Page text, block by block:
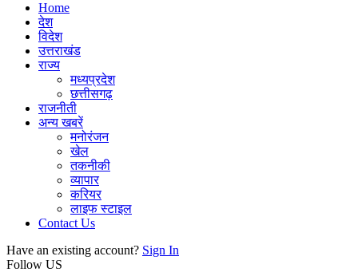
Home
देश
विदेश
उत्तराखंड
राज्य
मध्यप्रदेश
छत्तीसगढ़
राजनीती
अन्य खबरें
मनोरंजन
खेल
तकनीकी
व्यापार
करियर
लाइफ स्टाइल
Contact Us
Have an existing account? Sign In
Follow US